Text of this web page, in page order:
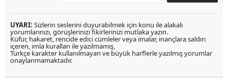
UYARI: Sizlerin seslerini duyurabilmek için konu ile alakalı
yorumlarınızı, görüşlerinizi fikirlerinizi mutlaka yazın.
Küfür, hakaret, rencide edici cümleler veya imalar, inançlara saldırı
içeren, imla kuralları ile yazılmamış,
Türkçe karakter kullanılmayan ve büyük harflerle yazılmış yorumlar
onaylanmamaktadır.